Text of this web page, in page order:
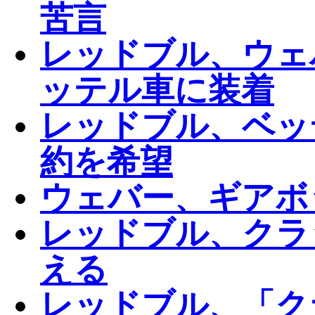
苦言
レッドブル、ウ
ッテル車に装着
レッドブル、ベ
約を希望
ウェバー、ギア
レッドブル、ク
える
レッドブル、「